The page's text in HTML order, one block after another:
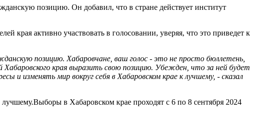
позицию. Он добавил, что в стране действует институт
края активно участвовать в голосовании, уверяя, что это приведет к
позицию. Хабаровчане, ваш голос - это не просто бюллетень,
края выразить свою позицию. Убежден, что за ней будет
изменять мир вокруг себя в Хабаровском крае к лучшему, - сказал
в Хабаровском крае проходят с 6 по 8 сентября 2024